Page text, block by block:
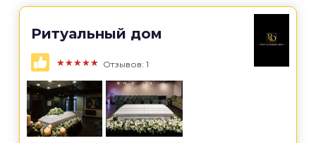
Ритуальный дом
★★★★★ Отзывов: 1